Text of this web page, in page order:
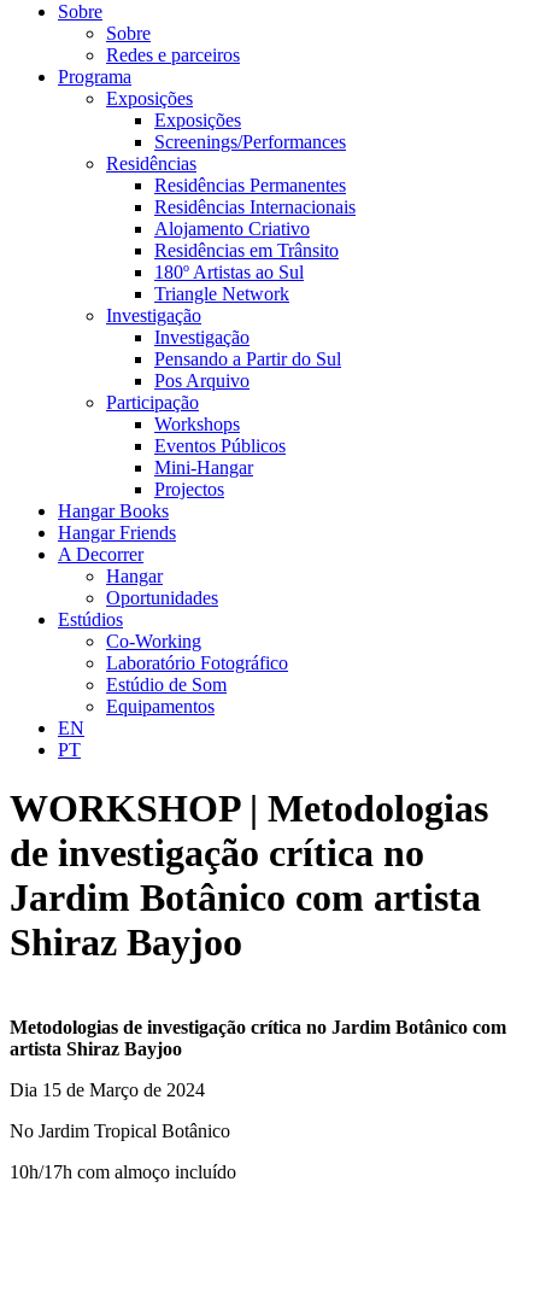
Sobre
Sobre
Redes e parceiros
Programa
Exposições
Exposições
Screenings/Performances
Residências
Residências Permanentes
Residências Internacionais
Alojamento Criativo
Residências em Trânsito
180º Artistas ao Sul
Triangle Network
Investigação
Investigação
Pensando a Partir do Sul
Pos Arquivo
Participação
Workshops
Eventos Públicos
Mini-Hangar
Projectos
Hangar Books
Hangar Friends
A Decorrer
Hangar
Oportunidades
Estúdios
Co-Working
Laboratório Fotográfico
Estúdio de Som
Equipamentos
EN
PT
WORKSHOP | Metodologias
de investigação crítica no
Jardim Botânico com artista
Shiraz Bayjoo
Metodologias de investigação crítica no Jardim Botânico com
artista Shiraz Bayjoo
Dia 15 de Março de 2024
No Jardim Tropical Botânico
10h/17h com almoço incluído